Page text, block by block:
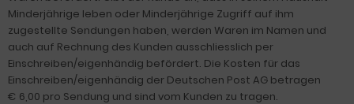
Minderjährige leben oder Minderjährige Zugriff auf ihm
zugestellte Sendungen haben, werden Waren im Namen und
auch auf Rechnung des Kunden ausschliesslich per
Einschreiben/eigenhändig befördert. Die Kosten für das
Einschreiben/eigenhändig der Deutschen Post AG betragen
€ 6,00 pro Sendung und sind vom Kunden zu tragen.